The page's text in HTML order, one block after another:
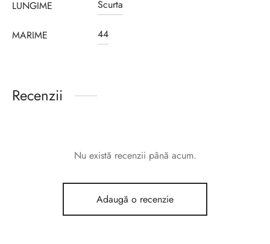
LUNGIME Scurta
MARIME 44
Recenzii
Nu există recenzii până acum.
Adaugă o recenzie